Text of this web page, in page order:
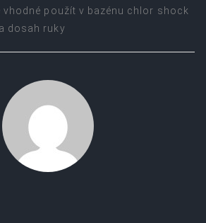
vhodné použít v bazénu chlor shock
dosah ruky